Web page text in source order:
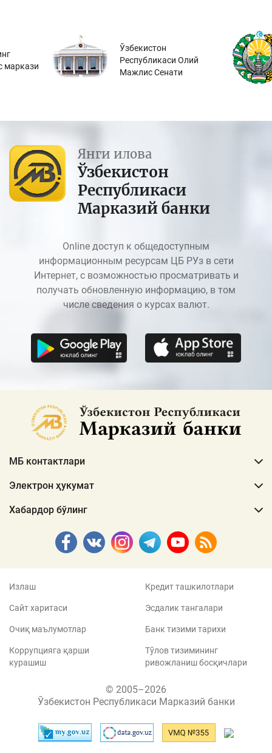
маркази
Ўзбекистон
Республикаси Олий
Мажлис Сенати
Янги илова
Ўзбекистон
Республикаси
Марказий банки
Online доступ к общедоступным
информационным ресурсам ЦБ РУз в сети
Интернет, с возможностью просматривать и
получать обновленную информацию, в том
числе сведения о курсах валют.
МБ контактлари
Электрон ҳукумат
Хабардор бўлинг
Излаш
Сайт харитаси
Очиқ маълумотлар
Коррупцияга қарши
курашиш
Кредит ташкилотлари
Эсдалик тангалари
Банк тизими тарихи
Тўлов тизимининг
ривожланиш босқичлари
© 2005–2026
Ўзбекистон Республикаси Марказий банки